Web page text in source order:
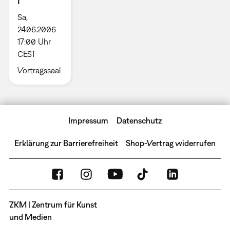
Sa,
24.06.2006
17:00 Uhr
CEST
Vortragssaal
Impressum Datenschutz
Erklärung zur Barrierefreiheit Shop-Vertrag widerrufen
ZKM | Zentrum für Kunst
und Medien